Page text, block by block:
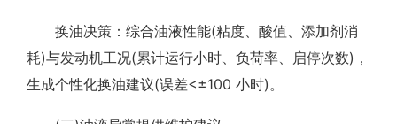
换油决策：综合油液性能(粘度、酸值、添加剂消
耗)与发动机工况(累计运行小时、负荷率、启停次数)，
生成个性化换油建议(误差<±100 小时)。